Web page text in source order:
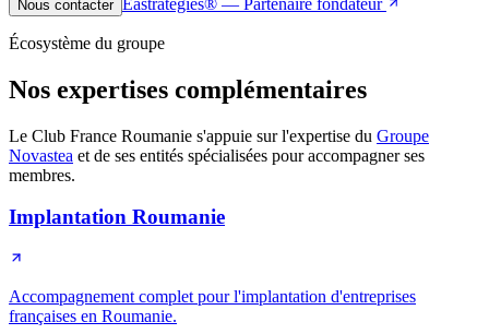
Nous contacter Eastrategies® — Partenaire fondateur
Écosystème du groupe
Nos expertises complémentaires
Le Club France Roumanie s'appuie sur l'expertise du Groupe
Novastea et de ses entités spécialisées pour accompagner ses
membres.
Implantation Roumanie
Accompagnement complet pour l'implantation d'entreprises
françaises en Roumanie.